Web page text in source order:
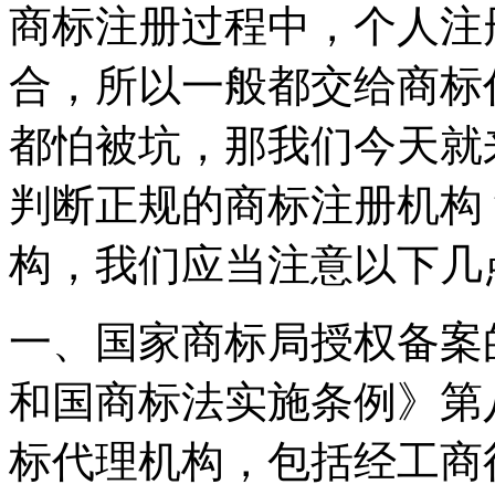
商标注册过程中，个人
合，所以一般都交给商
都怕被坑，那我们今天
判断正规的商标注册机
构，我们应当注意以下几
一、国家商标局授权备
和国商标法实施条例》
标代理机构，包括经工